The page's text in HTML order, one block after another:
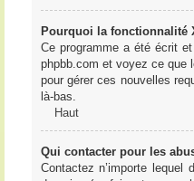
Pourquoi la fonctionnalité
Ce programme a été écrit
phpbb.com et voyez ce que
pour gérer ces nouvelles
là-bas.
Haut
Qui contacter pour les
Contactez n’importe lequel